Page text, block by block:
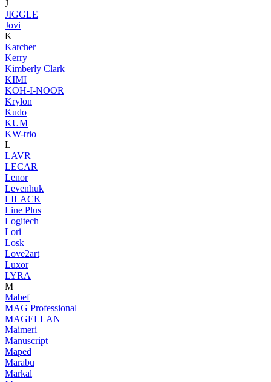
J
JIGGLE
Jovi
K
Karcher
Kerry
Kimberly Clark
KIMI
KOH-I-NOOR
Krylon
Kudo
KUM
KW-trio
L
LAVR
LECAR
Lenor
Levenhuk
LILACK
Line Plus
Logitech
Lori
Losk
Love2art
Luxor
LYRA
M
Mabef
MAG Professional
MAGELLAN
Maimeri
Manuscript
Maped
Marabu
Markal